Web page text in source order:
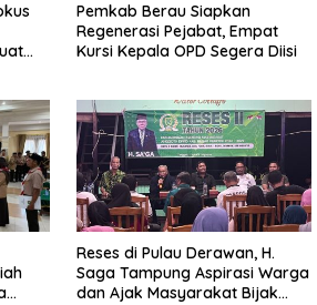
Pemkab Berau Siapkan
Regenerasi Pejabat, Empat
Kursi Kepala OPD Segera Diisi
Reses di Pulau Derawan, H.
Saga Tampung Aspirasi Warga
dan Ajak Masyarakat Bijak